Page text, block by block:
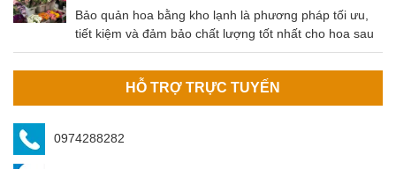
đúng cách để đảm bảo không bị tác động bởi các yếu
tố môi trường (mưa, nắng, độ ẩm,…
Bảo quản hoa bằng kho lạnh là phương pháp tối ưu,
tiết kiệm và đảm bảo chất lượng tốt nhất cho hoa sau
khi thu hoạch. Kho bảo quản hoa do An Bình cung cấp
đảm bảo các tiêu chí của khách hàng.
HỖ TRỢ TRỰC TUYẾN
0974288282